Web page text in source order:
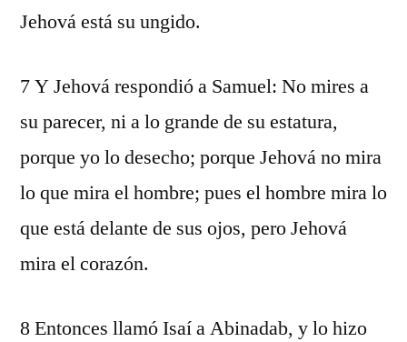
Jehová está su ungido.
7 Y Jehová respondió a Samuel: No mires a
su parecer, ni a lo grande de su estatura,
porque yo lo desecho; porque Jehová no mira
lo que mira el hombre; pues el hombre mira lo
que está delante de sus ojos, pero Jehová
mira el corazón.
8 Entonces llamó Isaí a Abinadab, y lo hizo